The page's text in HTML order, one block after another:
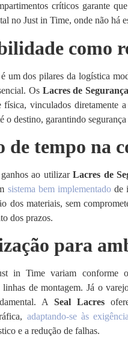
críticos garante
no Just in Time, onde não há
como
um dos pilares da logística
Os Lacres de Segurança
física, vinculados diretamente
o destino, garantindo
de tempo na
ao utilizarLacres de
sistema bem implementadode
dos materiais, sem
dos prazos.
para
in Time variam conforme
linhas de montagem. Já o
A Seal Lacres
adaptando-se às
e a redução de falhas.